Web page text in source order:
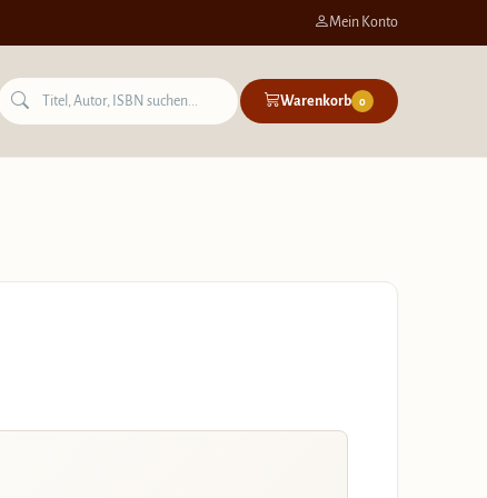
Mein Konto
Warenkorb 0